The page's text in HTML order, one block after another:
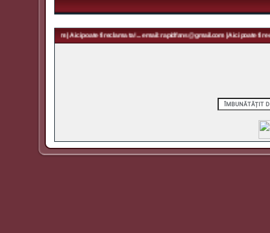
| Aici poate fi reclama ta! ... email: rapidfans@gmail.com | Aici poate fi